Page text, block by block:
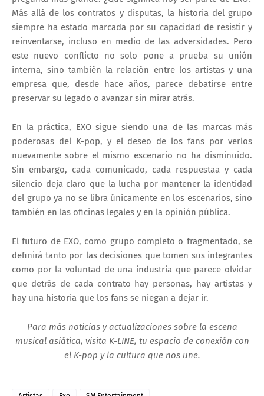
Más allá de los contratos y disputas, la historia del grupo
siempre ha estado marcada por su capacidad de resistir y
reinventarse, incluso en medio de las adversidades. Pero
este nuevo conflicto no solo pone a prueba su unión
interna, sino también la relación entre los artistas y una
empresa que, desde hace años, parece debatirse entre
preservar su legado o avanzar sin mirar atrás.
En la práctica, EXO sigue siendo una de las marcas más
poderosas del K-pop, y el deseo de los fans por verlos
nuevamente sobre el mismo escenario no ha disminuido.
Sin embargo, cada comunicado, cada respuestaa y cada
silencio deja claro que la lucha por mantener la identidad
del grupo ya no se libra únicamente en los escenarios, sino
también en las oficinas legales y en la opinión pública.
El futuro de EXO, como grupo completo o fragmentado, se
definirá tanto por las decisiones que tomen sus integrantes
como por la voluntad de una industria que parece olvidar
que detrás de cada contrato hay personas, hay artistas y
hay una historia que los fans se niegan a dejar ir.
Para más noticias y actualizaciones sobre la escena
musical asiática, visita K-LINE, tu espacio de conexión con
el K-pop y la cultura que nos une.